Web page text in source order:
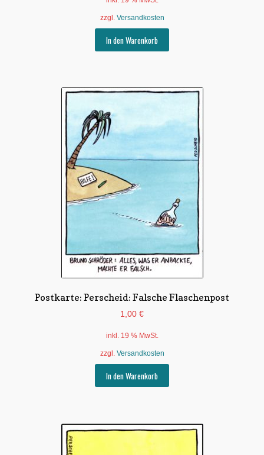
zzgl. Versandkosten
In den Warenkorb
Postkarte: Perscheid: Falsche Flaschenpost
1,00 €
inkl. 19 % MwSt.
zzgl. Versandkosten
In den Warenkorb